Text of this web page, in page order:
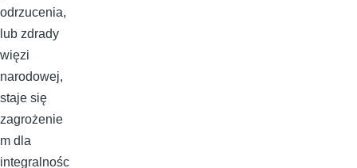
odrzucenia,
lub zdrady
więzi
narodowej,
staje się
zagrożenie
m dla
integralnośc